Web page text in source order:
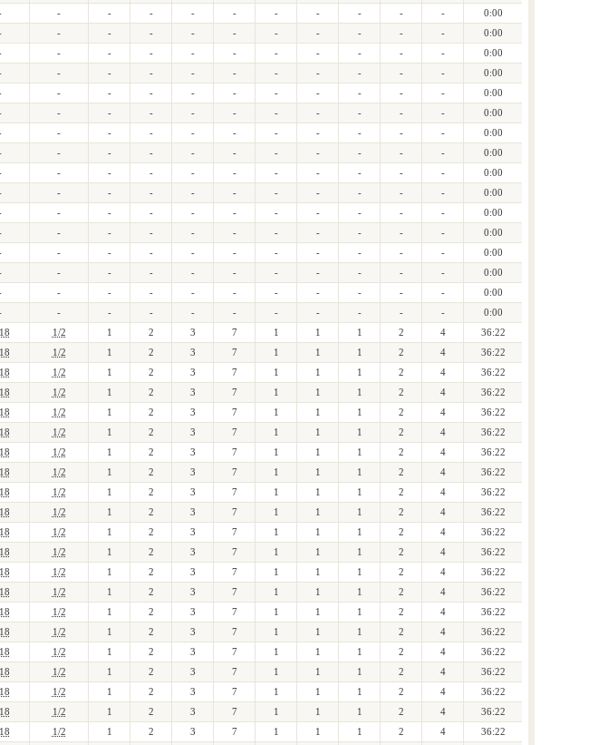
- - - - - - - - - -
0:00
- - - - - - - - - -
0:00
- - - - - - - - - -
0:00
- - - - - - - - - -
0:00
- - - - - - - - - -
0:00
- - - - - - - - - -
0:00
- - - - - - - - - -
0:00
- - - - - - - - - -
0:00
- - - - - - - - - -
0:00
- - - - - - - - - -
0:00
- - - - - - - - - -
0:00
- - - - - - - - - -
0:00
- - - - - - - - - -
0:00
- - - - - - - - - -
0:00
- - - - - - - - - -
0:00
- - - - - - - - - -
0:00
1/2 1 2 3 7 1 1 1 2 4
36:22
1/2 1 2 3 7 1 1 1 2 4
36:22
1/2 1 2 3 7 1 1 1 2 4
36:22
1/2 1 2 3 7 1 1 1 2 4
36:22
1/2 1 2 3 7 1 1 1 2 4
36:22
1/2 1 2 3 7 1 1 1 2 4
36:22
1/2 1 2 3 7 1 1 1 2 4
36:22
1/2 1 2 3 7 1 1 1 2 4
36:22
1/2 1 2 3 7 1 1 1 2 4
36:22
1/2 1 2 3 7 1 1 1 2 4
36:22
1/2 1 2 3 7 1 1 1 2 4
36:22
1/2 1 2 3 7 1 1 1 2 4
36:22
1/2 1 2 3 7 1 1 1 2 4
36:22
1/2 1 2 3 7 1 1 1 2 4
36:22
1/2 1 2 3 7 1 1 1 2 4
36:22
1/2 1 2 3 7 1 1 1 2 4
36:22
1/2 1 2 3 7 1 1 1 2 4
36:22
1/2 1 2 3 7 1 1 1 2 4
36:22
1/2 1 2 3 7 1 1 1 2 4
36:22
1/2 1 2 3 7 1 1 1 2 4
36:22
1/2 1 2 3 7 1 1 1 2 4
36:22